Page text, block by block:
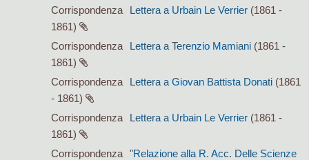
Corrispondenza
Lettera a Urbain Le Verrier (1861 -
1861)
Corrispondenza
Lettera a Terenzio Mamiani (1861 -
1861)
Corrispondenza
Lettera a Giovan Battista Donati (1861
- 1861)
Corrispondenza
Lettera a Urbain Le Verrier (1861 -
1861)
Corrispondenza
"Relazione alla R. Acc. Delle Scienze